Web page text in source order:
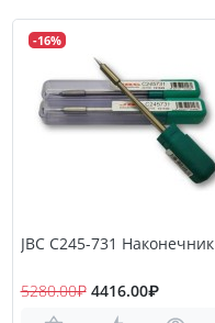
-16%
JBC C245-731 Наконечник
5280.00₽ 4416.00₽